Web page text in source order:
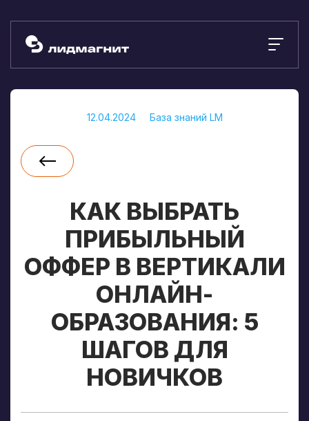
12.04.2024 База знаний LM
КАК ВЫБРАТЬ
ПРИБЫЛЬНЫЙ
ОФФЕР В ВЕРТИКАЛИ
ОНЛАЙН-
ОБРАЗОВАНИЯ: 5
ШАГОВ ДЛЯ
НОВИЧКОВ